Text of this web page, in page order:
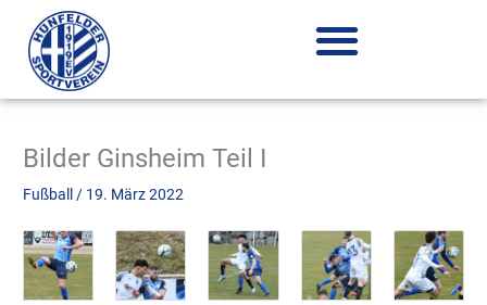
Inhalt
springen
Bilder Ginsheim Teil I
Fußball / 19. März 2022